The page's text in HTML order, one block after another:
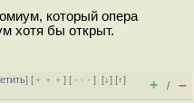
который опера
хотя бы открыт.
] [ ﹢﹢﹢] [ · · ·][↓] [↑]
+ / –